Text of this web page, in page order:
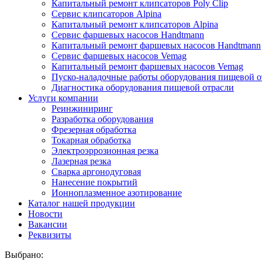
Капитальный ремонт клипсаторов Poly Clip
Сервис клипсаторов Alpina
Капитальный ремонт клипсаторов Alpina
Сервис фаршевых насосов Handtmann
Капитальный ремонт фаршевых насосов Handtmann
Сервис фаршевых насосов Vemag
Капитальный ремонт фаршевых насосов Vemag
Пуско-наладочные работы оборудования пищевой
Диагностика оборудования пищевой отрасли
Услуги компании
Реинжиниринг
Разработка оборудования
Фрезерная обработка
Токарная обработка
Электроэррозионная резка
Лазерная резка
Сварка аргонодуговая
Нанесение покрытий
Ионноплазменное азотирование
Каталог нашей продукции
Новости
Вакансии
Реквизиты
Выбрано: